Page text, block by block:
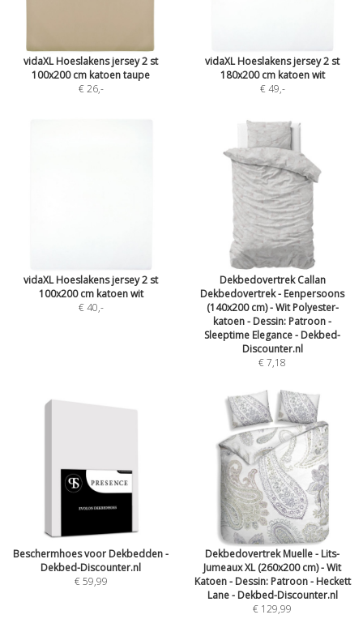
vidaXL Hoeslakens jersey 2 st
100x200 cm katoen taupe
€ 26,-
vidaXL Hoeslakens jersey 2 st
180x200 cm katoen wit
€ 49,-
vidaXL Hoeslakens jersey 2 st
100x200 cm katoen wit
€ 40,-
Dekbedovertrek Callan
Dekbedovertrek - Eenpersoons
(140x200 cm) - Wit Polyester-
katoen - Dessin: Patroon -
Sleeptime Elegance - Dekbed-
Discounter.nl
€ 7,18
Beschermhoes voor Dekbedden -
Dekbed-Discounter.nl
€ 59,99
Dekbedovertrek Muelle - Lits-
Jumeaux XL (260x200 cm) - Wit
Katoen - Dessin: Patroon - Heckett
Lane - Dekbed-Discounter.nl
€ 129,99